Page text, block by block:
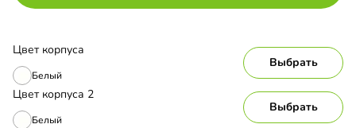
Цвет корпуса
Белый
Выбрать
Цвет корпуса 2
Белый
Выбрать